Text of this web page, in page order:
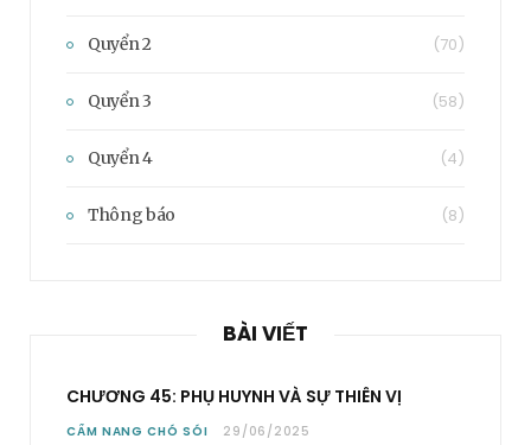
Quyển 2 (70)
Quyển 3 (58)
Quyển 4 (4)
Thông báo (8)
BÀI VIẾT
CHƯƠNG 45: PHỤ HUYNH VÀ SỰ THIÊN VỊ
CẨM NANG CHÓ SÓI 29/06/2025